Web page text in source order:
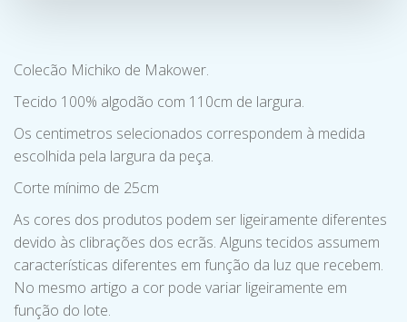
Colecão Michiko de Makower.
Tecido 100% algodão com 110cm de largura.
Os centimetros selecionados correspondem à medida
escolhida pela largura da peça.
Corte mínimo de 25cm
As cores dos produtos podem ser ligeiramente diferentes
devido às clibrações dos ecrãs. Alguns tecidos assumem
características diferentes em função da luz que recebem.
No mesmo artigo a cor pode variar ligeiramente em
função do lote.